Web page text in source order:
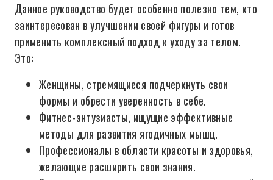
Данное руководство будет особенно полезно тем, кто
заинтересован в улучшении своей фигуры и готов
применить комплексный подход к уходу за телом.
Это:
Женщины, стремящиеся подчеркнуть свои
формы и обрести уверенность в себе.
Фитнес-энтузиасты, ищущие эффективные
методы для развития ягодичных мышц.
Профессионалы в области красоты и здоровья,
желающие расширить свои знания.